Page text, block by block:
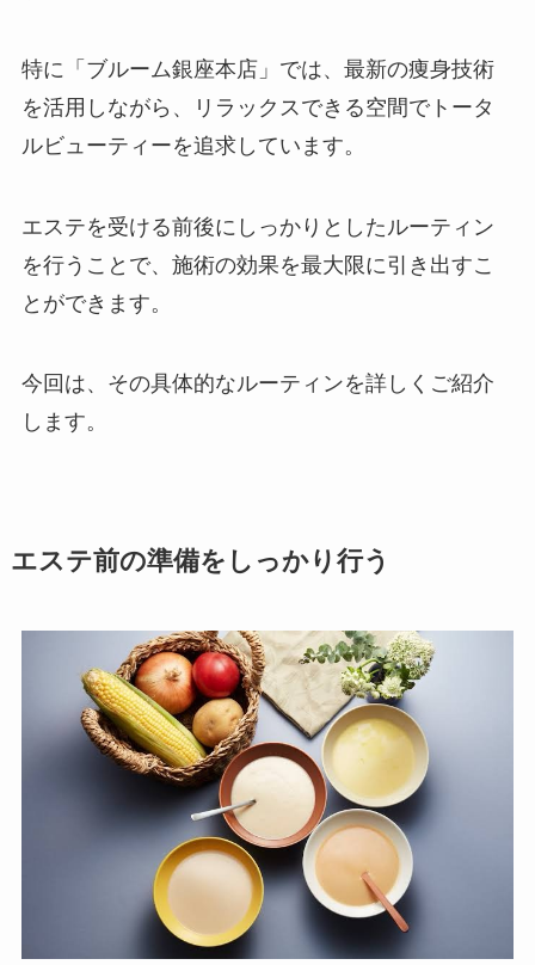
特に「ブルーム銀座本店」では、最新の痩身技術
を活用しながら、リラックスできる空間でトータ
ルビューティーを追求しています。
エステを受ける前後にしっかりとしたルーティン
を行うことで、施術の効果を最大限に引き出すこ
とができます。
今回は、その具体的なルーティンを詳しくご紹介
します。
エステ前の準備をしっかり行う